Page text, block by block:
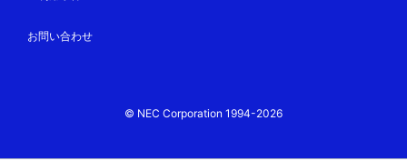
お問い合わせ
© NEC Corporation 1994-2026